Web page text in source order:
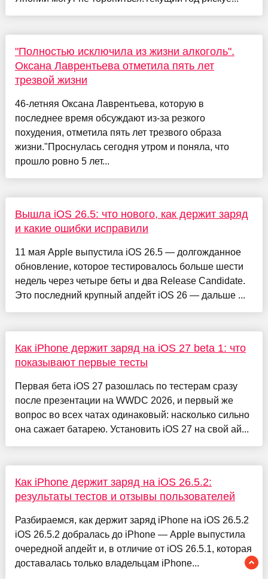
"Полностью исключила из жизни алкоголь".
Оксана Лаврентьева отметила пять лет
трезвой жизни
46-летняя Оксана Лаврентьева, которую в
последнее время обсуждают из-за резкого
похудения, отметила пять лет трезвого образа
жизни."Проснулась сегодня утром и поняла, что
прошло ровно 5 лет...
Вышла iOS 26.5: что нового, как держит заряд
и какие ошибки исправили
11 мая Apple выпустила iOS 26.5 — долгожданное
обновление, которое тестировалось больше шести
недель через четыре беты и два Release Candidate.
Это последний крупный апдейт iOS 26 — дальше ...
Как iPhone держит заряд на iOS 27 beta 1: что
показывают первые тесты
Первая бета iOS 27 разошлась по тестерам сразу
после презентации на WWDC 2026, и первый же
вопрос во всех чатах одинаковый: насколько сильно
она сажает батарею. Установить iOS 27 на свой ай...
Как iPhone держит заряд на iOS 26.5.2:
результаты тестов и отзывы пользователей
Разбираемся, как держит заряд iPhone на iOS 26.5.2
iOS 26.5.2 добралась до iPhone — Apple выпустила
очередной апдейт и, в отличие от iOS 26.5.1, которая
доставалась только владельцам iPhone...